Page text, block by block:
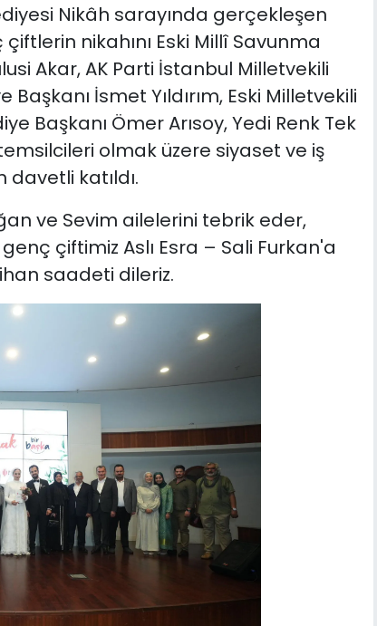
Nikâh sarayında gerçekleşen
nikahını Eski Millî Savunma
Akar, AK Parti İstanbul Milletvekili
İsmet Yıldırım, Eski Milletvekili
Başkanı Ömer Arısoy, Yedi Renk Tek
olmak üzere siyaset ve iş
katıldı.
ve Sevim ailelerini tebrik eder,
çiftimiz Aslı Esra – Sali Furkan'a
saadeti dileriz.